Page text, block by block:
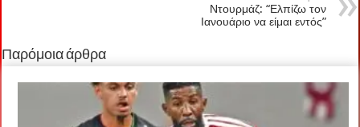
Ντουρμάζ: “Ελπίζω τον
Ιανουάριο να είμαι εντός”
Παρόμοια άρθρα